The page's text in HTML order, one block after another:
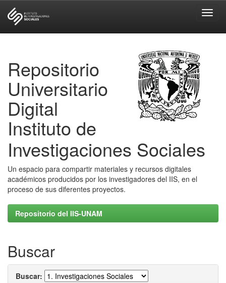
Repositorio
Universitario
Digital
Instituto de
Investigaciones Sociales
Un espacio para compartir materiales y recursos digitales
académicos producidos por los investigadores del IIS, en el
proceso de sus diferentes proyectos.
Repositorio del IIS-UNAM
Buscar
Buscar: